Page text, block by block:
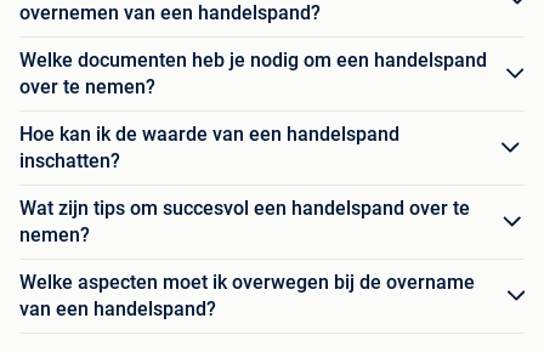
overnemen van een handelspand?
Welke documenten heb je nodig om een handelspand
over te nemen?
Hoe kan ik de waarde van een handelspand
inschatten?
Wat zijn tips om succesvol een handelspand over te
nemen?
Welke aspecten moet ik overwegen bij de overname
van een handelspand?